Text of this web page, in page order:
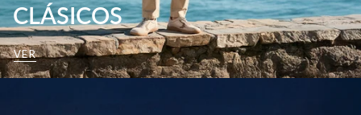
CLÁSICOS
VER